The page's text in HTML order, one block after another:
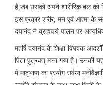
है जब उसको अपने शारीरिक बल को
इस प्रकार शरीर, मन एवं आत्मा के
दयानंद ने ब्रह्मचर्य पालन पर
महर्षि दयानंद के शिक्षा-विषयक
पिता-पुत्रवत् माना गया है। उनकी
में मातृभाषा का प्रयोग सर्वथा